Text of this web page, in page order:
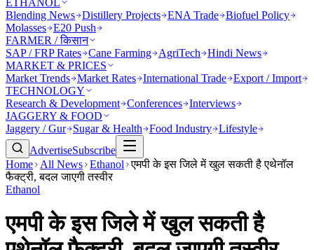
ETHANOL
Blending News Distillery Projects ENA Trade Biofuel Policy
Molasses E20 Push
FARMER / किसान
SAP / FRP Rates Cane Farming AgriTech
Hindi News
MARKET & PRICES
Market Trends Market Rates International Trade Export / Import
TECHNOLOGY
Research & Development Conferences Interviews
JAGGERY & FOOD
Jaggery / Gur
Sugar & Health Food Industry Lifestyle
AdvertiseSubscribe
Home
All News Ethanol
एमपी के इस जिले में खुल सकती है एथेनॉल
फैक्ट्री, बदल जाएगी तस्वीर
Ethanol
एमपी के इस जिले में खुल सकती है